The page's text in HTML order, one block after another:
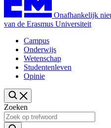
Onafhankelijk
van de Erasmus Universiteit
Campus
Onderwijs
Wetenschap
Studentenleven
Opinie
Zoeken